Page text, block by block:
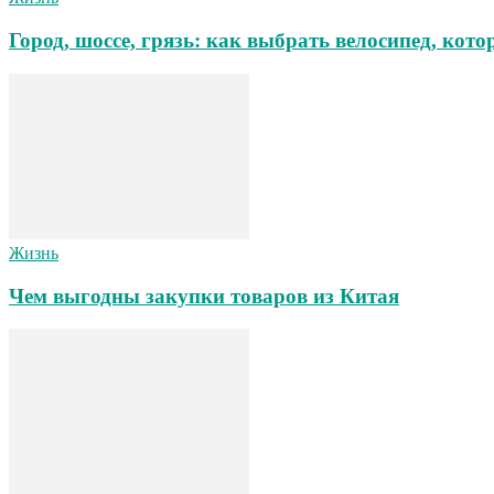
Город, шоссе, грязь: как выбрать велосипед,
Жизнь
Чем выгодны закупки товаров из Китая